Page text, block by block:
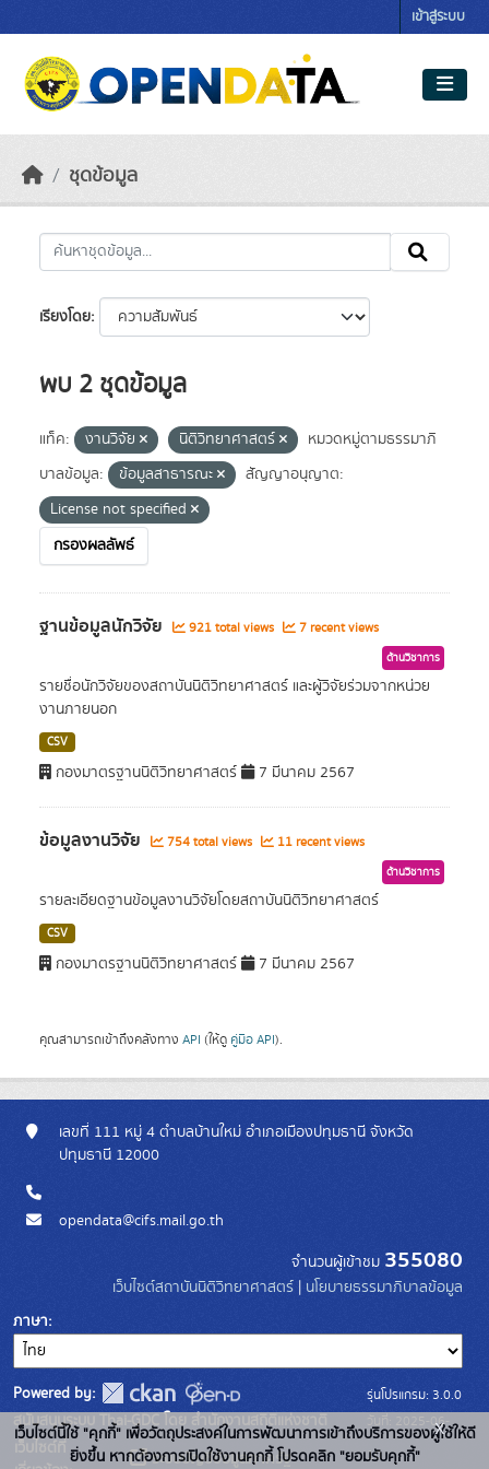
เข้าสู่ระบบ
ชุดข้อมูล
เรียงโดย
พบ 2 ชุดข้อมูล
แท็ค: งานวิจัย นิติวิทยาศาสตร์
หมวดหมู่ตามธรรมาภิ
บาลข้อมูล:
ข้อมูลสาธารณะ
สัญญาอนุญาต:
License not specified
กรองผลลัพธ์
ฐานข้อมูลนักวิจัย 921 total views 7 recent views
ด้านวิชาการ
รายชื่อนักวิจัยของสถาบันนิติวิทยาศาสตร์ และผู้วิจัยร่วมจากหน่วย
งานภายนอก
CSV
กองมาตรฐานนิติวิทยาศาสตร์ 7 มีนาคม 2567
ข้อมูลงานวิจัย 754 total views 11 recent views
ด้านวิชาการ
รายละเอียดฐานข้อมูลงานวิจัยโดยสถาบันนิติวิทยาศาสตร์
CSV
กองมาตรฐานนิติวิทยาศาสตร์ 7 มีนาคม 2567
คุณสามารถเข้าถึงคลังทาง API (ให้ดู คู่มือ API).
เลขที่ 111 หมู่ 4 ตำบลบ้านใหม่ อำเภอเมืองปทุมธานี จังหวัด
ปทุมธานี 12000
opendata@cifs.mail.go.th
จำนวนผู้เข้าชม 355080
เว็บไซต์สถาบันนิติวิทยาศาสตร์ | นโยบายธรรมาภิบาลข้อมูล
ภาษา
Powered by:
สนับสนุนระบบ Thai-GDC โดย สำนักงานสถิติแห่งชาติ
ระบบบัญชีข้อมูลภาครัฐ
รุ่นโปรแกรม: 3.0.0
วันที่: 2025-06-
10
เว็บไซต์นี้ใช้ "คุกกี้" เพื่อวัตถุประสงค์ในการพัฒนาการเข้าถึงบริการของผู้ใช้ให้ดี
ยิ่งขึ้น หากต้องการเปิดใช้งานคุกกี้ โปรดคลิก "ยอมรับคุกกี้"
x